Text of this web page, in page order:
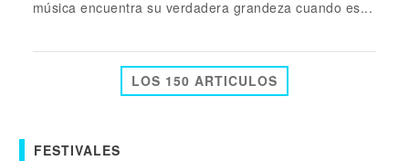
música encuentra su verdadera grandeza cuando es...
LOS 150 ARTICULOS
FESTIVALES